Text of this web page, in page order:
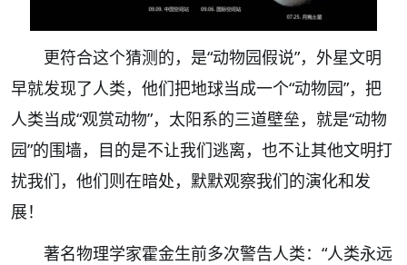
更符合这个猜测的，是“动物园假说”，外星文明
早就发现了人类，他们把地球当成一个“动物园”，把
人类当成“观赏动物”，太阳系的三道壁垒，就是“动物
园”的围墙，目的是不让我们逃离，也不让其他文明打
扰我们，他们则在暗处，默默观察我们的演化和发
展！
著名物理学家霍金生前多次警告人类：“人类永远